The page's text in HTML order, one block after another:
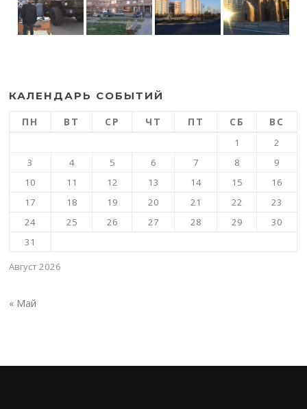
КАЛЕНДАРЬ СОБЫТИЙ
Август 2026
ПН ВТ СР ЧТ ПТ СБ ВС
1
2
3
4 5 6 7 8
9
10
11 12 13 14 15
16
17
18 19 20 21 22
23
24
25 26 27 28 29
30
31
« Май